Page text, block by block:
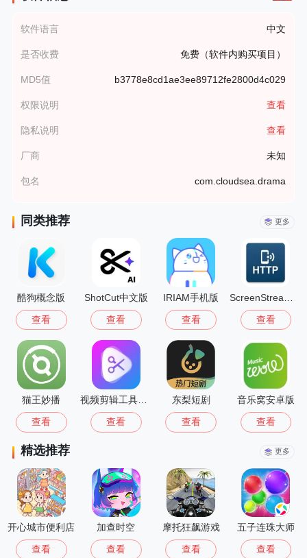
软件语言 中文
是否收费 免费（软件内购买项目）
MD5值 b3778e8cd1ae3ee89712fe2800d4c029
权限说明 查看
隐私说明 查看
厂商 未知
包名 com.cloudsea.drama
同类推荐 更多
酷狗概念版
查看
ShotCut中文版
查看
IRIAM手机版
查看 查看
猫王妙播
查看 查看
东梨短剧
查看
音乐窝安卓版
查看
精选推荐 更多
开心城市便利店
查看
加查时空
查看
摩托狂飙游戏
查看
五子连珠大师
查看